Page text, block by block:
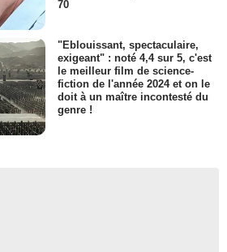
70
"Eblouissant, spectaculaire,
exigeant" : noté 4,4 sur 5, c'est
le meilleur film de science-
fiction de l'année 2024 et on le
doit à un maître incontesté du
genre !